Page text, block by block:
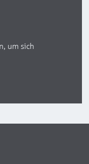
um sich